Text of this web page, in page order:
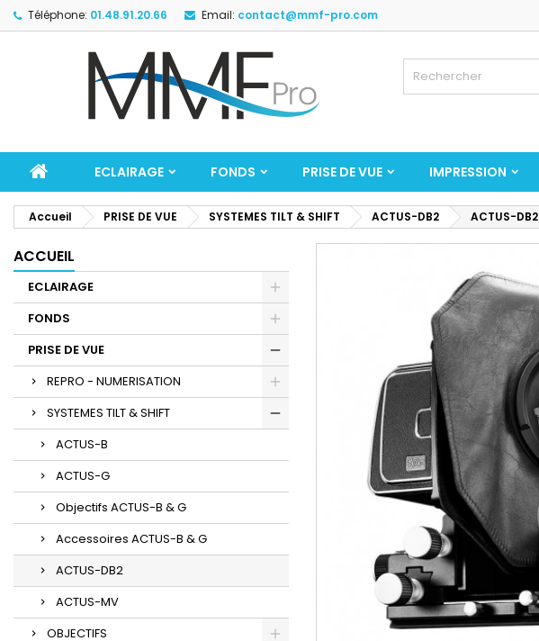
Téléphone: 01.48.91.20.66 Email: contact@mmf-pro.com
ECLAIRAGE FONDS PRISE DE VUE IMPRESSION
Accueil PRISE DE VUE SYSTEMES TILT & SHIFT ACTUS-DB2 ACTUS-DB2
ACCUEIL
ECLAIRAGE
FONDS
PRISE DE VUE
REPRO - NUMERISATION
SYSTEMES TILT & SHIFT
ACTUS-B
ACTUS-G
Objectifs ACTUS-B & G
Accessoires ACTUS-B & G
ACTUS-DB2
ACTUS-MV
OBJECTIFS